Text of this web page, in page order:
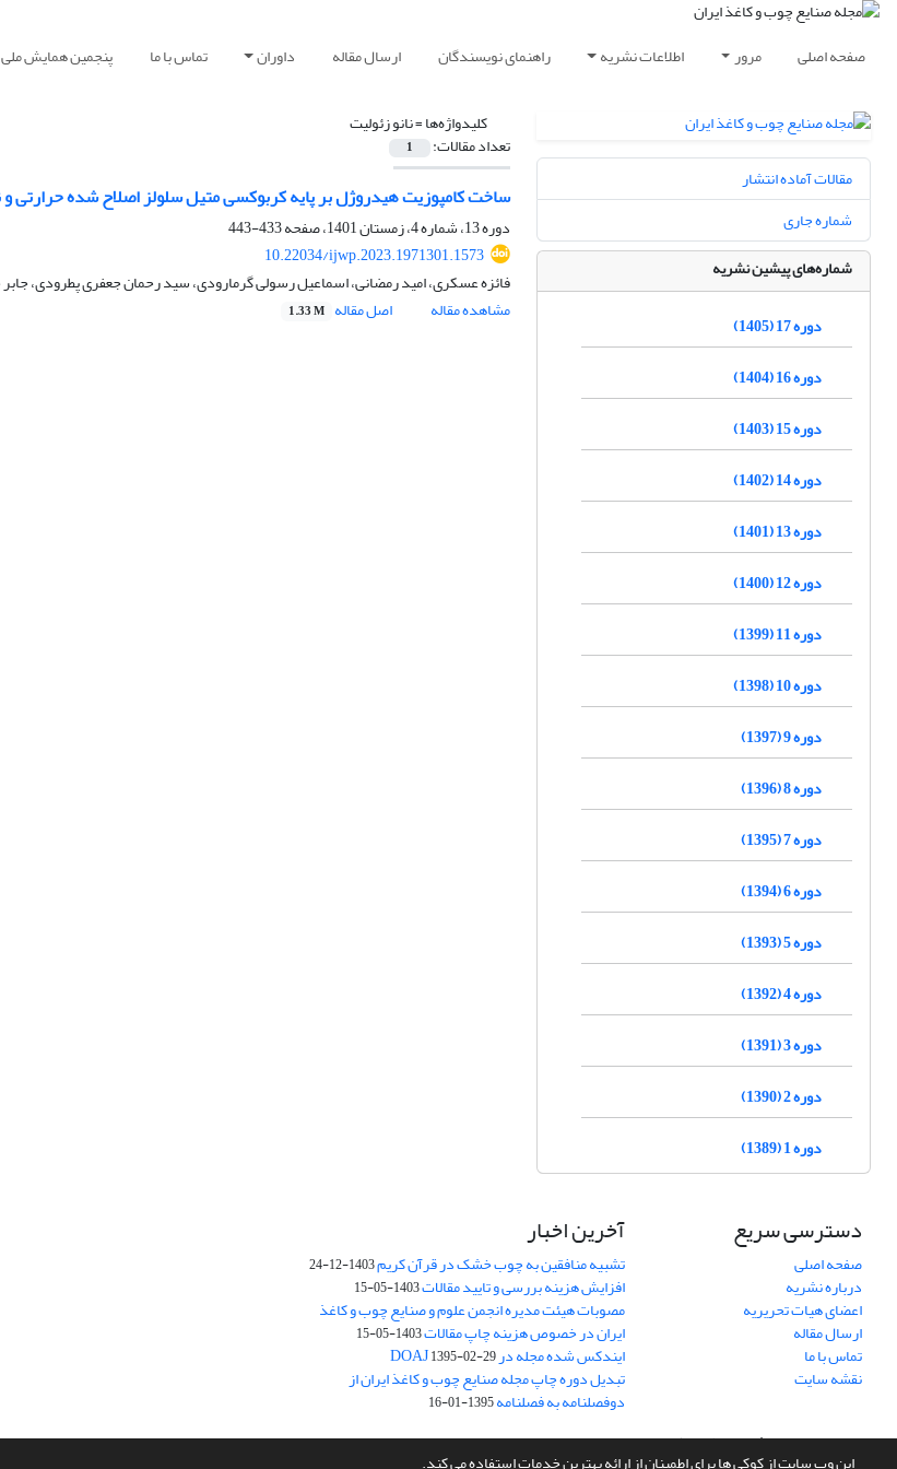
صفحه اصلی مرور اطلاعات نشریه راهنمای نویسندگان ارسال مقاله داوران تماس با ما پنجمین همایش
کلیدواژه‌ها =نانو زئولیت
تعداد مقالات: 1
ساخت کامپوزیت هیدروژل بر پایه کربوکسی متیل سلولز اصلاح شده حرارتی و
دوره 13، شماره 4، زمستان 1401، صفحه
433-443
10.22034/ijwp.2023.1971301.1573
فائزه عسکری، امید رمضانی، اسماعیل رسولی گرمارودی، سید رحمان جعفری پطرودی،
مشاهده مقاله
اصل مقاله 1.33 M
مقالات آماده انتشار
شماره جاری
شماره‌های پیشین نشریه
دوره 17 (1405)
دوره 16 (1404)
دوره 15 (1403)
دوره 14 (1402)
دوره 13 (1401)
دوره 12 (1400)
دوره 11 (1399)
دوره 10 (1398)
دوره 9 (1397)
دوره 8 (1396)
دوره 7 (1395)
دوره 6 (1394)
دوره 5 (1393)
دوره 4 (1392)
دوره 3 (1391)
دوره 2 (1390)
دوره 1 (1389)
دسترسی سریع
صفحه اصلی
درباره نشریه
اعضای هیات تحریریه
ارسال مقاله
تماس با ما
نقشه سایت
آخرین اخبار
تشبیه منافقین به چوب خشک در قرآن کریم1403-12-24
افزایش هزینه بررسی و تایید مقالات1403-05-15
مصوبات هیئت مدیره انجمن علوم و صنایع چوب و کاغذ
ایران در خصوص هزینه چاپ مقالات1403-05-15
ایندکس شده مجله در DOAJ1395-02-29
تبدیل دوره چاپ مجله صنایع چوب و کاغذ ایران از
دوفصلنامه به فصلنامه1395-01-16
سامانه مدیریت نشریات علمی.طراحی و پیاده سازی ازسیناوب